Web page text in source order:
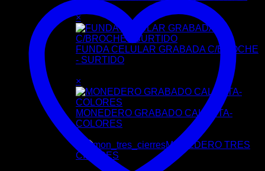
62.00
×
FUNDA CELULAR GRABADA C/BROCHE
- SURTIDO
×
MONEDERO GRABADO CALCUTA-
COLORES
6 ×
MONEDERO TRES
CIERRES